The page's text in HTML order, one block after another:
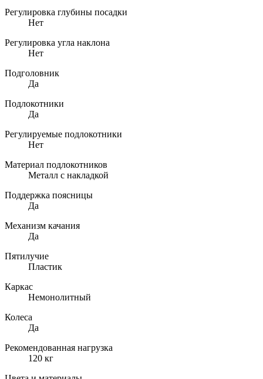
Регулировка глубины посадки
Нет
Регулировка угла наклона
Нет
Подголовник
Да
Подлокотники
Да
Регулируемые подлокотники
Нет
Материал подлокотников
Металл с накладкой
Поддержка поясницы
Да
Механизм качания
Да
Пятилучие
Пластик
Каркас
Немонолитный
Колеса
Да
Рекомендованная нагрузка
120 кг